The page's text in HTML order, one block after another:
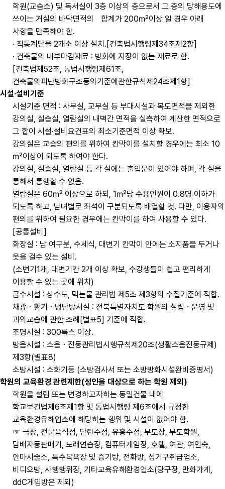
학원(교습소) 및 독서실이 3층 이상의 층으로서 그 층의 당해용도에
쓰이는 거실의 바닥면적의 합계가 200㎡이상 일 경우 아래
사항을 만족해야 함.
· 직통계단을 2개소 이상 설치.[건축법시행령제34조제2항]
· 건축물의 내부마감재료 : 방화에 지장이 없는 재료로 함.
[건축법제52조, 동법시행령제61조,
건축물의피난방화구조등의기준에관한규칙제24조제1항]
시설·설비기준
시설기준 면적 : 사무실, 교무실 등 부대시설과 복도면적을 제외한
강의실, 실습실, 열람실의 내벽간 면적을 실측하여 계산한 면적으로
그 합이 시설·설비요건표의 최소기준면적 이상 확보.
강의실은 교습의 편의를 위하여 칸막이를 설치할 경우에는 최소 10
㎡이상이 되도록 하여야 한다.
강의실, 실습실, 열람실 등 각 실에는 출입문이 있어야 하며, 각 실을
통해서 통행할 수 없음.
열람실은 60㎡ 이상으로 하되, 1㎡당 수용인원이 0.8명 이하가
되도록 하고, 남녀별로 좌석이 구분되도록 배열할 것. 다만, 이용자의
편의를 위하여 필요한 경우에는 칸막이를 하여 사용할 수 있다.
[공통설비]
화장실 : 남 여구분, 수세식, 대변기 칸막이 안에는 소지품을 두거나
옷을 걸수 있는 설비.
(소변기1개, 대변기칸 2개 이상 확보, 수강생들이 쉽고 편리하게
이용할 수 있는 곳에 위치)
급수시설 : 상수도, 먹는물 관리법 제5조 제3항의 수질기준에 적합.
채광ㆍ환기ㆍ냉난방시설 : 전북특별자치도 학원의 설립ㆍ운영 및
과외교습에 관한 조례[별표5] 기준에 적합.
조명시설 : 300룩스 이상.
방음시설 : 소음ㆍ진동관리법시행규칙제20조(생활소음진동규제)
제3항(별표8)
소방시설 : 소화기등 (소방검사서 또는 소방방화시설완비증명서)
학원의 교육환경 관련제한(성인을 대상으로 하는 학원 제외)
학원을 설립 또는 변경하고자하는 동일건물 내에
학교보건법제6조제1항 및 동법시행령 제6조에서 규정한
교육환경유해업소에 해당하는 행위 및 시설이 없어야 함.
☞ 극장, 전문음식점, 단란주점, 유흥주점, 무도장, 무도학원,
담배자동판매기, 노래연습장, 컴퓨터게임장, 호텔, 여관, 여인숙,
안마시술소, 특수목욕장 및 증기탕, 전화방, 성기구취급업소,
비디오방, 사행행위장, 기타교육유해환경업소(당구장, 만화가게,
ddC게임방은 제외)